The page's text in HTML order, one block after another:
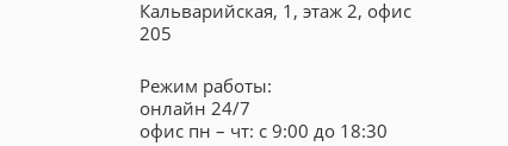
Кальварийская, 1, этаж 2, офис
205
Режим работы:
онлайн 24/7
офис пн – чт: с 9:00 до 18:30